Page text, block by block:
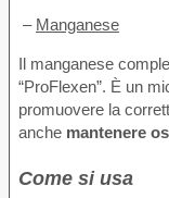
– Manganese
Il manganese
“ProFlexen”. È un
promuovere la
anche mantenere
Come si usa